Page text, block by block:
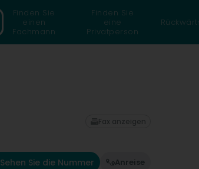
Finden Sie
einen
Fachmann
Finden Sie
eine
Privatperson
Sehen Sie die Nummer Anreise
Fax anzeigen